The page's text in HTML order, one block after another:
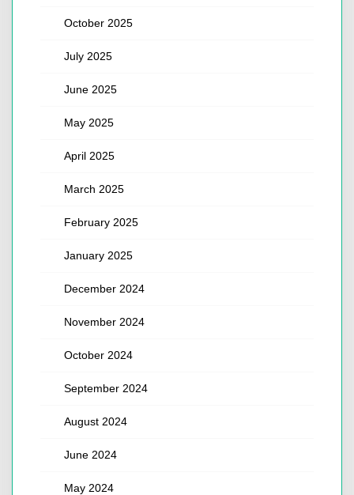
October 2025
July 2025
June 2025
May 2025
April 2025
March 2025
February 2025
January 2025
December 2024
November 2024
October 2024
September 2024
August 2024
June 2024
May 2024